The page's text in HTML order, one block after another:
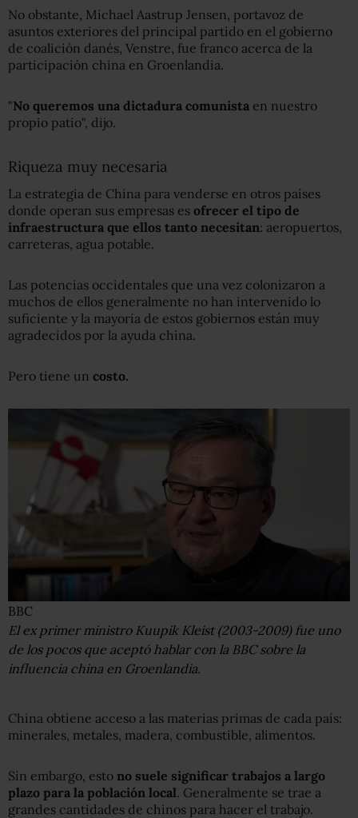
No obstante, Michael Aastrup Jensen, portavoz de
asuntos exteriores del principal partido en el gobierno
de coalición danés, Venstre, fue franco acerca de la
participación china en Groenlandia.
"No queremos una dictadura comunista en nuestro
propio patio", dijo.
Riqueza muy necesaria
La estrategia de China para venderse en otros países
donde operan sus empresas es ofrecer el tipo de
infraestructura que ellos tanto necesitan: aeropuertos,
carreteras, agua potable.
Las potencias occidentales que una vez colonizaron a
muchos de ellos generalmente no han intervenido lo
suficiente y la mayoría de estos gobiernos están muy
agradecidos por la ayuda china.
Pero tiene un costo.
BBC
El ex primer ministro Kuupik Kleist (2003-2009) fue uno
de los pocos que aceptó hablar con la BBC sobre la
influencia china en Groenlandia.
China obtiene acceso a las materias primas de cada país:
minerales, metales, madera, combustible, alimentos.
Sin embargo, esto no suele significar trabajos a largo
plazo para la población local. Generalmente se trae a
grandes cantidades de chinos para hacer el trabajo.